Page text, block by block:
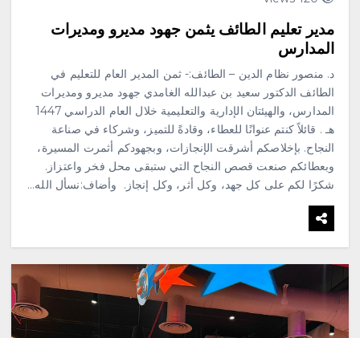
مدير تعليم الطائف يثمن جهود مديرو ومديرات
المدارس
د. منصور نظام الدين – الطائف:- ثمن المدير العام للتعليم في
الطائف الدكتور سعيد بن عبدالله الغامدي جهود مديرو ومديرات
المدارس، والهيئتان الإدارية والتعليمية خلال العام الدراسي 1447
هـ . قائلاً كنتم عنوانًا للعطاء، وقادةً للتميز، وشركاء في صناعة
النجاح. بإخلاصكم أشرقت الإنجازات، وبجهودكم أثمرت المسيرة،
وبعطائكم صنعت قصص النجاح التي ستبقى محل فخر واعتزاز.
شكرًا لكم على كل جهد، وكل أثر، وكل إنجاز. وأضاف:نسأل الله…